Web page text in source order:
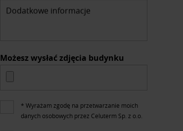
Dodatkowe informacje
Możesz wysłać zdjęcia budynku
* Wyrażam zgodę na przetwarzanie moich
danych osobowych przez Celuterm Sp. z o.o.